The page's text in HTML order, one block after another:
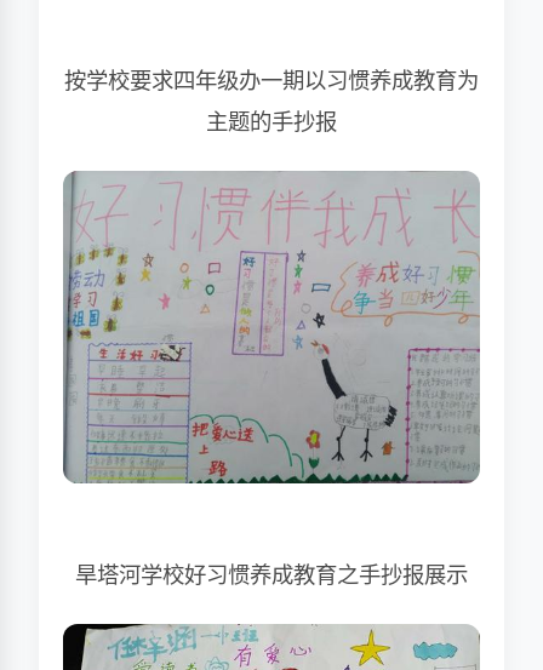
按学校要求四年级办一期以习惯养成教育为
主题的手抄报
旱塔河学校好习惯养成教育之手抄报展示